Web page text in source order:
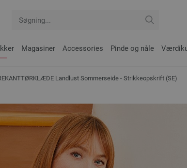
Magasiner Accessories Pinde og nåle
Landlust Sommerseide - Strikkeopskrift (SE)